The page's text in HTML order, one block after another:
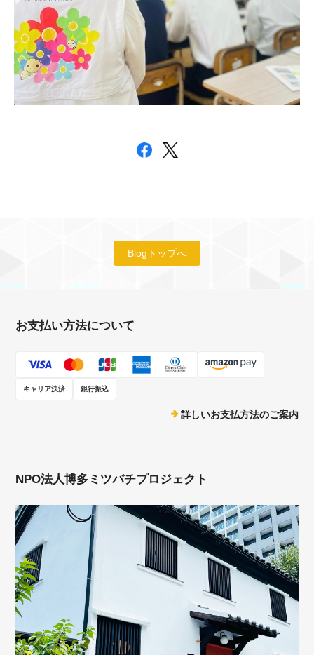
Blogトップへ
お支払い方法について
キャリア決済 銀行振込
詳しいお支払方法のご案内
NPO法人博多ミツバチプロジェクト